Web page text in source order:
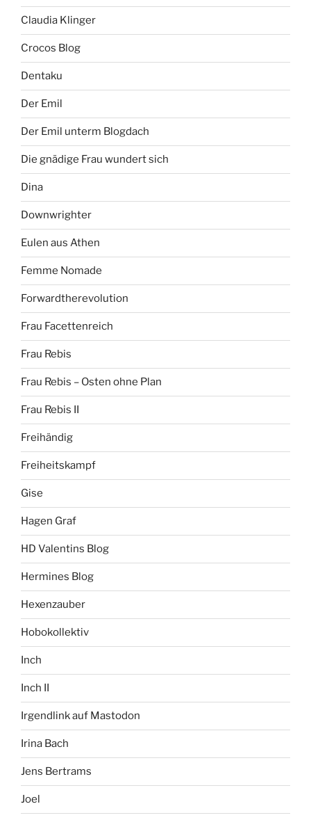
Claudia Klinger
Crocos Blog
Dentaku
Der Emil
Der Emil unterm Blogdach
Die gnädige Frau wundert sich
Dina
Downwrighter
Eulen aus Athen
Femme Nomade
Forwardtherevolution
Frau Facettenreich
Frau Rebis
Frau Rebis – Osten ohne Plan
Frau Rebis II
Freihändig
Freiheitskampf
Gise
Hagen Graf
HD Valentins Blog
Hermines Blog
Hexenzauber
Hobokollektiv
Inch
Inch II
Irgendlink auf Mastodon
Irina Bach
Jens Bertrams
Joel